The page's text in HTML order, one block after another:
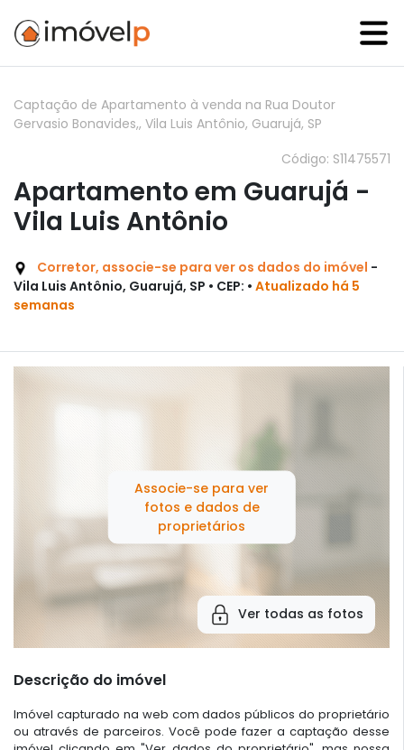
Captação de Apartamento à venda na Rua Doutor
Gervasio Bonavides,, Vila Luis Antônio, Guarujá, SP
Código: S11475571
Apartamento em Guarujá -
Vila Luis Antônio
Corretor, associe-se para ver os dados do imóvel -
Vila Luis Antônio, Guarujá, SP • CEP: • Atualizado há 5
semanas
Associe-se para ver
fotos e dados de
proprietários
Ver todas as fotos
Descrição do imóvel
Imóvel capturado na web com dados públicos do proprietário
ou através de parceiros. Você pode fazer a captação desse